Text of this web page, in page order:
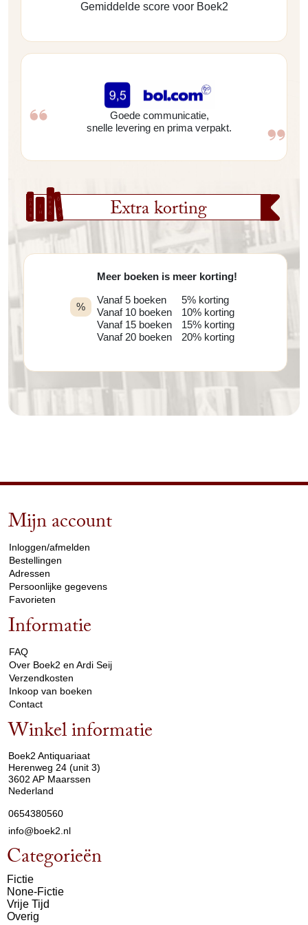
Gemiddelde score voor Boek2
Goede communicatie,
snelle levering en prima verpakt.
Extra korting
%
Meer boeken is meer korting!
Vanaf 5 boeken
Vanaf 10 boeken
Vanaf 15 boeken
Vanaf 20 boeken
5% korting
10% korting
15% korting
20% korting
Mijn account
Inloggen/afmelden
Bestellingen
Adressen
Persoonlijke gegevens
Favorieten
Informatie
FAQ
Over Boek2 en Ardi Seij
Verzendkosten
Inkoop van boeken
Contact
Winkel informatie
Boek2 Antiquariaat
Herenweg 24 (unit 3)
3602 AP Maarssen
Nederland
0654380560
info@boek2.nl
Categorieën
Fictie
None-Fictie
Vrije Tijd
Overig